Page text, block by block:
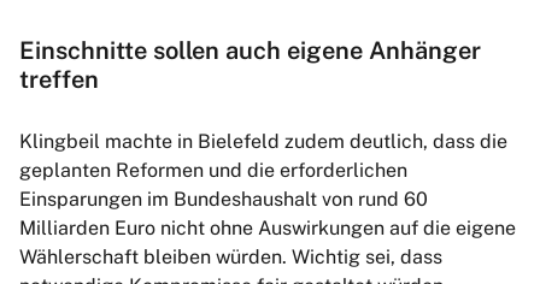
Einschnitte sollen auch eigene Anhänger
treffen
Klingbeil machte in Bielefeld zudem deutlich, dass die
geplanten Reformen und die erforderlichen
Einsparungen im Bundeshaushalt von rund 60
Milliarden Euro nicht ohne Auswirkungen auf die eigene
Wählerschaft bleiben würden. Wichtig sei, dass